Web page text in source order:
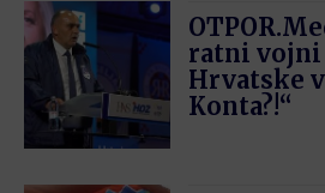
ratni
Hrvatske
Konta?!“